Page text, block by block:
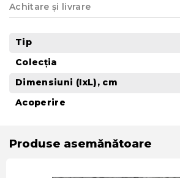
Achitare și livrare
Tip
Colecția
Dimensiuni (IxL), cm
Acoperire
Produse asemănătoare